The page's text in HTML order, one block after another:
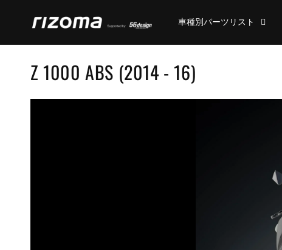
進む
車種別パーツリスト
コ
レ
Z 1000 ABS (2014 - 16)